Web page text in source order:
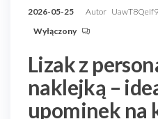
2026-05-25 Autor
Wyłączony
Lizak z
naklejką –
upominek na